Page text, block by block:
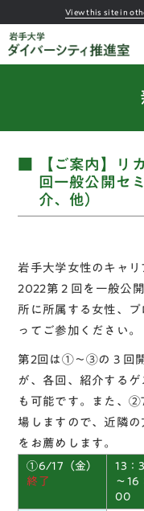
View this site in
【ご案内】リ
回一般公開セ
介、他）
岩手大学女性のキャ
2022第２回を一般公
所に所属する女性、
ってご参加ください。
第2回は①～③の３回
が、各回、紹介する
も可能です。また、
場しますので、近隣
をお薦めします。
①6/17（金）
終了
13：
～16
00